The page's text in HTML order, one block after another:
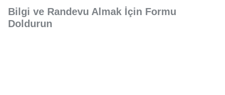
Bilgi ve Randevu Almak İçin Formu
Doldurun